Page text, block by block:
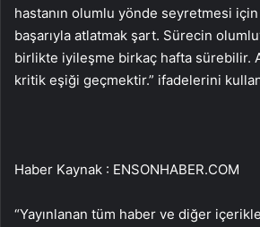
hastanın olumlu yönde seyretmesi
başarıyla atlatmak şart. Sürecin
birlikte iyileşme birkaç hafta sürebilir.
kritik eşiği geçmektir.” ifadelerini
Haber Kaynak : ENSONHABER.COM
“Yayınlanan tüm haber ve diğer